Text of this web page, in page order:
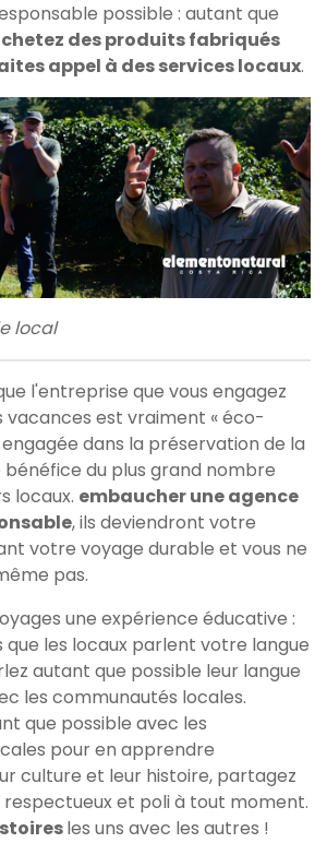
possible : autant que
des produits fabriqués
appel à des services locaux.
local
l'entreprise que vous engagez
vacances est vraiment « éco-
dans la préservation de la
du plus grand nombre
locaux. embaucher une agence
, ils deviendront votre
votre voyage durable et vous ne
pas.
une expérience éducative :
que les locaux parlent votre langue
autant que possible leur langue
les communautés locales.
que possible avec les
pour en apprendre
culture et leur histoire, partagez
et poli à tout moment.
les uns avec les autres !